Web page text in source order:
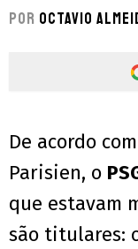
Por Octavio
De acordo
Parisien, o
que estavam
são titulares: